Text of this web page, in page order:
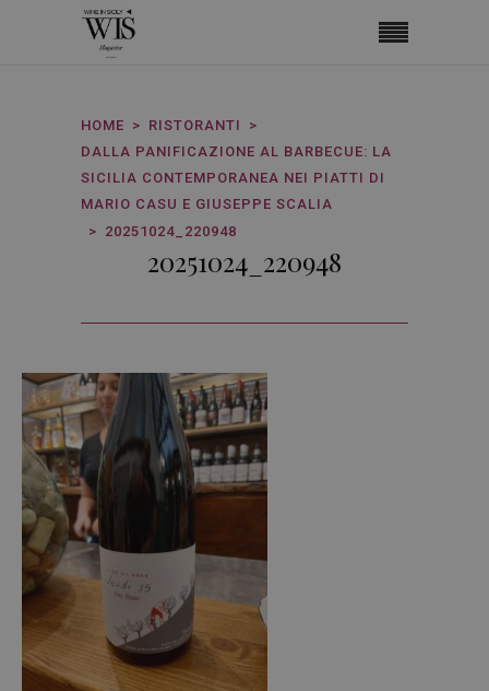
HOME
RISTORANTI
DALLA PANIFICAZIONE AL BARBECUE: LA
SICILIA CONTEMPORANEA NEI PIATTI DI
MARIO CASU E GIUSEPPE SCALIA
20251024_220948
20251024_220948